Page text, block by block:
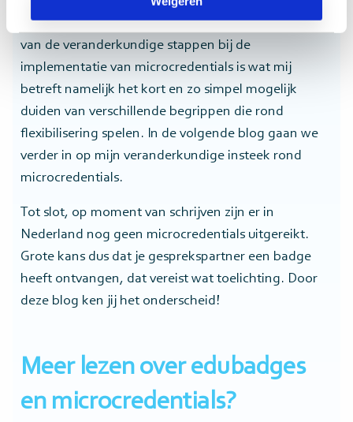
microcredentials en edubadges toe te lichten. Eén
van de veranderkundige stappen bij de
implementatie van microcredentials is wat mij
betreft namelijk het kort en zo simpel mogelijk
duiden van verschillende begrippen die rond
flexibilisering spelen. In de volgende blog gaan we
verder in op mijn veranderkundige insteek rond
microcredentials.
Tot slot, op moment van schrijven zijn er in
Nederland nog geen microcredentials uitgereikt.
Grote kans dus dat je gesprekspartner een badge
heeft ontvangen, dat vereist wat toelichting. Door
deze blog ken jij het onderscheid!
Meer lezen over edubadges
en microcredentials?